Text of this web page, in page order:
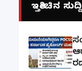
ಇತ್ತೀಚಿನ